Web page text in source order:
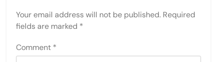
Your email address will not be published. Required
fields are marked *
Comment *